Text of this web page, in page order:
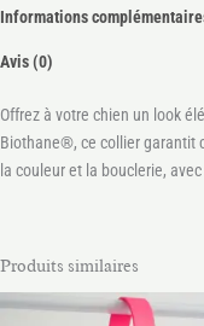
Informations
Avis (0)
Offrez à votre chien un look
Biothane®, ce collier garantit
la couleur et la bouclerie,
Produits similaires
Plage
de